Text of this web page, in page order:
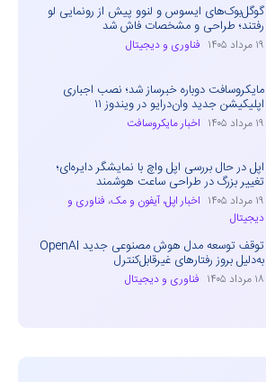
گوگل‌بوک‌های ایسوس و لنوو پیش از رونمایی لو
رفتند؛ طراحی و مشخصات فاش شد
۱۹ مرداد ۱۴۰۵ فناوری و دیجیتال
مایکروسافت دوباره خبرساز شد؛ نصب اجباری
اپلیکیشن جدید وان‌درایو در ویندوز ۱۱
۱۹ مرداد ۱۴۰۵ اخبار مایکروسافت
اپل در حال بررسی اپل واچ با نمایشگر دایره‌ای؛
تغییر بزرگ در طراحی ساعت هوشمند
۱۹ مرداد ۱۴۰۵ اخبار اپل، آیفون و مک، فناوری و
دیجیتال
توقف توسعه مدل هوش مصنوعی جدید OpenAI
به‌دلیل بروز رفتارهای غیرقابل‌کنترل
۱۸ مرداد ۱۴۰۵ فناوری و دیجیتال